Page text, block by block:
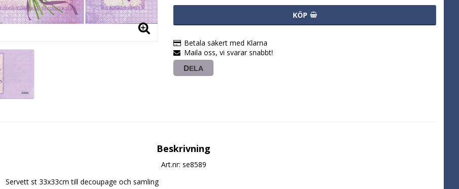
KÖP
Betala säkert med Klarna
Maila oss, vi svarar snabbt!
DELA
Beskrivning
Art.nr: se8589
Servett st 33x33cm till decoupage och samling